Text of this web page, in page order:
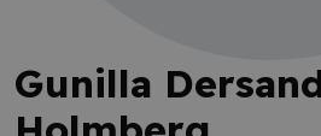
Gunilla